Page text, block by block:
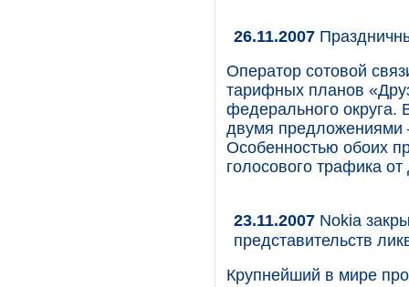
26.11.2007
Оператор сотовой
тарифных планов
федерального округа.
двумя предложениями
Особенностью обоих
голосового трафика
23.11.2007 Nokia
представительств
Крупнейший в мире